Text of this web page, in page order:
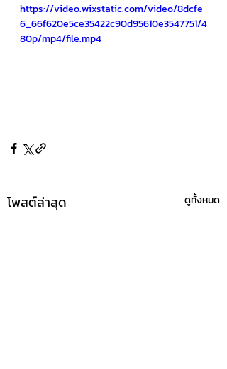
https://video.wixstatic.com/video/8dcfe
6_66f620e5ce35422c90d95610e3547751/4
80p/mp4/file.mp4
โพสต์ล่าสุด ดูทั้งหมด